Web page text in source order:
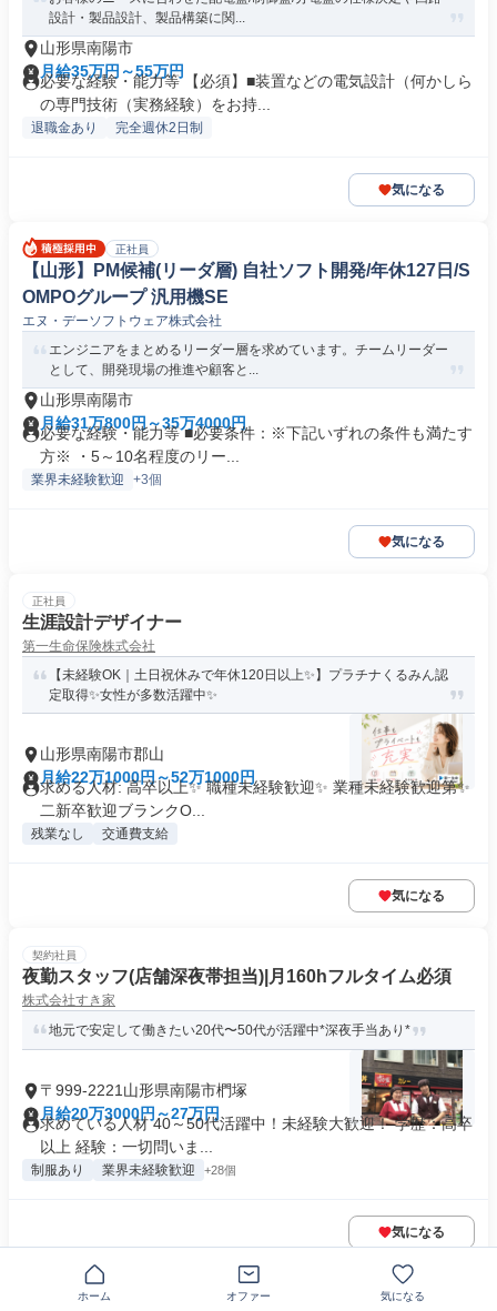
設計・製品設計、製品構築に関...
山形県南陽市
月給35万円～55万円
必要な経験・能力等 【必須】■装置などの電気設計（何かしら
の専門技術（実務経験）をお持...
退職金あり 完全週休2日制
気になる
正社員
【山形】PM候補(リーダ層) 自社ソフト開発/年休127日/S
OMPOグループ 汎用機SE
エヌ・デーソフトウェア株式会社
エンジニアをまとめるリーダー層を求めています。チームリーダー
として、開発現場の推進や顧客と...
山形県南陽市
月給31万800円～35万4000円
必要な経験・能力等 ■必要条件：※下記いずれの条件も満たす
方※ ・5～10名程度のリー...
業界未経験歓迎 +3個
気になる
正社員
生涯設計デザイナー
第一生命保険株式会社
【未経験OK｜土日祝休みで年休120日以上✨】プラチナくるみん認
定取得✨女性が多数活躍中✨
山形県南陽市郡山
月給22万1000円～52万1000円
求める人材: 高卒以上✨ 職種未経験歓迎✨ 業種未経験歓迎第✨
二新卒歓迎ブランクO...
残業なし 交通費支給
気になる
契約社員
夜勤スタッフ(店舗深夜帯担当)|月160hフルタイム必須
株式会社すき家
地元で安定して働きたい20代〜50代が活躍中*深夜手当あり*
〒999-2221山形県南陽市椚塚
月給20万3000円～27万円
求めている人材 40～50代活躍中！未経験大歓迎！ 学歴：高卒
以上 経験：一切問いま...
制服あり 業界未経験歓迎 +28個
気になる
ホーム オファー 気になる